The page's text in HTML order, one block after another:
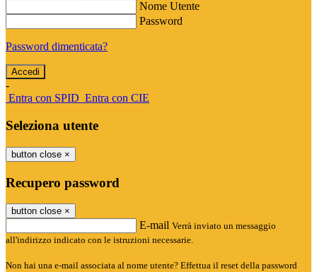
Nome Utente
Password
Password dimenticata?
-
Entra con SPID Entra con CIE
Seleziona utente
button close ×
Recupero password
button close ×
E-mail Verrà inviato un messaggio
all'indirizzo indicato con le istruzioni necessarie.
Non hai una e-mail associata al nome utente? Effettua il reset della password